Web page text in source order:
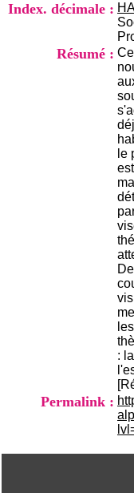
Index. décimale :
Résumé :
le
:
Permalink :
i
o
n
d
u
C
R
A
R
h
ô
n
e
-
A
l
p
e
s
C
e
n
t
r
e
H
o
s
p
i
a